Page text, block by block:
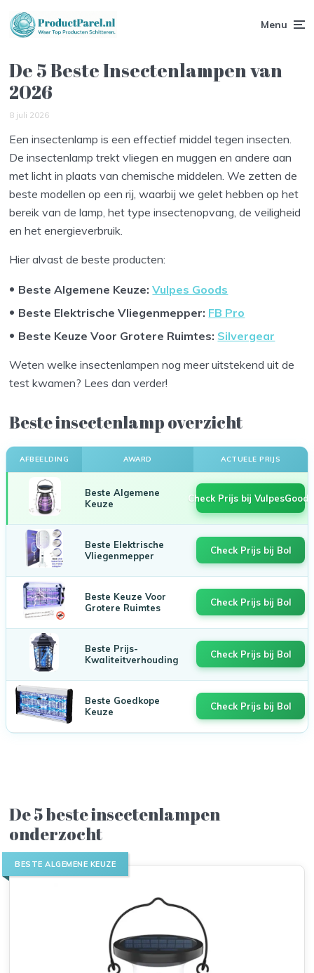
Menu
De 5 Beste Insectenlampen van
2026
8 juli 2026
Een insectenlamp is een effectief middel tegen insecten.
De insectenlamp trekt vliegen en muggen en andere aan
met licht in plaats van chemische middelen. We zetten de
beste modellen op een rij, waarbij we gelet hebben op het
bereik van de lamp, het type insectenopvang, de veiligheid
en het energieverbruik.
Hier alvast de beste producten:
Beste Algemene Keuze:Vulpes Goods
Beste Elektrische Vliegenmepper: FB Pro
Beste Keuze Voor Grotere Ruimtes: Silvergear
Weten welke insectenlampen nog meer uitstekend uit de
test kwamen? Lees dan verder!
Beste insectenlamp overzicht
AFBEELDING AWARD ACTUELE PRIJS
Beste Algemene
Keuze
Check Prijs bij VulpesGoods
Beste Elektrische
Vliegenmepper
Check Prijs bij Bol
Beste Keuze Voor
Grotere Ruimtes
Check Prijs bij Bol
Beste Prijs-
Kwaliteitverhouding
Check Prijs bij Bol
Beste Goedkope
Keuze
Check Prijs bij Bol
De 5 beste insectenlampen
onderzocht
BESTE ALGEMENE KEUZE